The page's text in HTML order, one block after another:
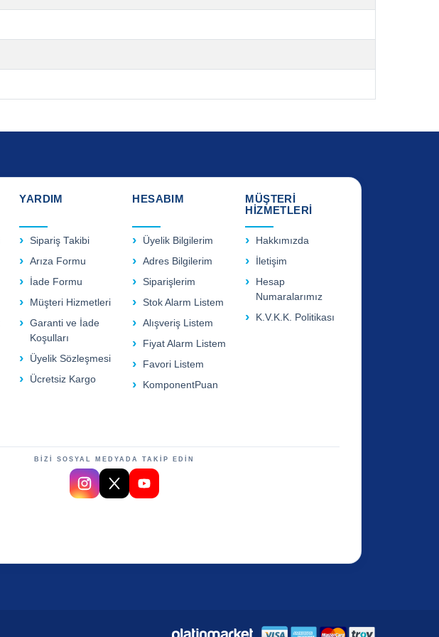
YARDIM
Sipariş Takibi
Arıza Formu
İade Formu
Müşteri Hizmetleri
Garanti ve İade
Koşulları
Üyelik Sözleşmesi
Ücretsiz Kargo
HESABIM
Üyelik Bilgilerim
Adres Bilgilerim
Siparişlerim
Stok Alarm Listem
Alışveriş Listem
Fiyat Alarm Listem
Favori Listem
KomponentPuan
MÜŞTERİ
HİZMETLERİ
Hakkımızda
İletişim
Hesap
Numaralarımız
K.V.K.K. Politikası
BİZİ SOSYAL MEDYADA TAKİP EDİN